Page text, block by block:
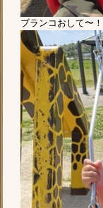
ブランコおして〜！